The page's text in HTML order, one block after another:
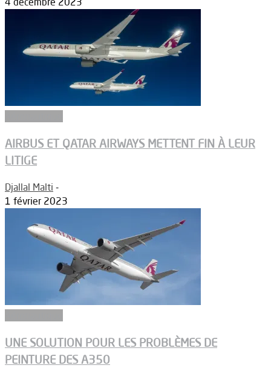
AIRBUS ET QATAR AIRWAYS METTENT FIN À LEUR
LITIGE
Djallal Malti -
1 février 2023
UNE SOLUTION POUR LES PROBLÈMES DE
PEINTURE DES A350